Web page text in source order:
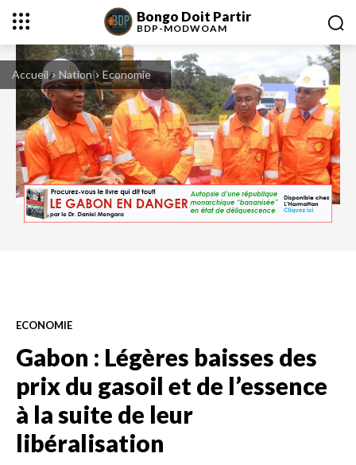
Bongo Doit Partir
BDP-MODWOAM
Accueil Nation Economie
ECONOMIE
Gabon : Légères baisses des
prix du gasoil et de l’essence
à la suite de leur
libéralisation